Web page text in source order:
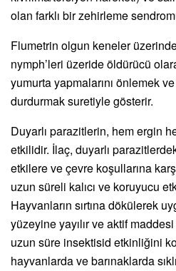
olan farklı bir zehirleme
Flumetrin olgun keneler
nymph’leri üzeride öldürücü
yumurta yapmalarını önlemek
durdurmak suretiyle gösterir.
Duyarlı parazitlerin, hem ergin
etkilidir. İlaç, duyarlı
etkilere ve çevre koşullarına
uzun süreli kalıcı ve koruyucu
Hayvanların sırtına dökülerek
yüzeyine yayılır ve aktif
uzun süre insektisid etkinliğini
hayvanlarda ve barınaklarda